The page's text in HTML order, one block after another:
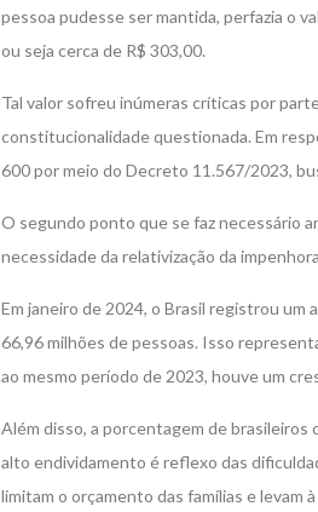
pessoa pudesse ser mantida, perfazia o
ou seja cerca de R$ 303,00.
Tal valor sofreu inúmeras críticas por
constitucionalidade questionada. Em
600 por meio do Decreto 11.567/2023,
O segundo ponto que se faz necessário
necessidade da relativização da
Em janeiro de 2024, o Brasil registrou
66,96 milhões de pessoas. Isso
ao mesmo período de 2023, houve um
Além disso, a porcentagem de brasileiros
alto endividamento é reflexo das
limitam o orçamento das famílias e levam